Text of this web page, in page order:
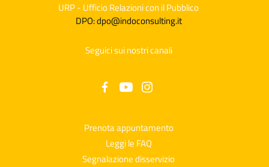
URP - Ufficio Relazioni con il Pubblico
DPO: dpo@indoconsulting.it
Seguici sui nostri canali
Prenota appuntamento
Leggi le FAQ
Segnalazione disservizio